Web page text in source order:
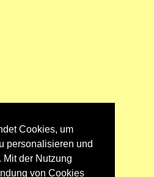
Cookies, um
personalisieren und
der Nutzung
von Cookies